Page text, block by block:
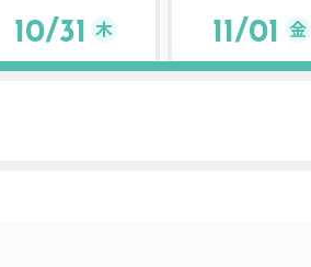
10/31 木 11/01 金